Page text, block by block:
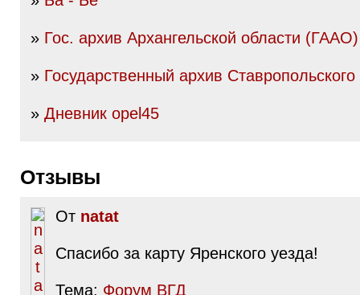
» Гос. архив Архангельской области (ГААО)
» Государственный архив Ставропольского
» Дневник opel45
Отзывы
От natat
Спасибо за карту Яренского уезда!
Тема: Форум ВГД